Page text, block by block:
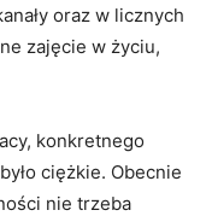
oraz w licznych
zajęcie w życiu,
konkretnego
ciężkie. Obecnie
nie trzeba